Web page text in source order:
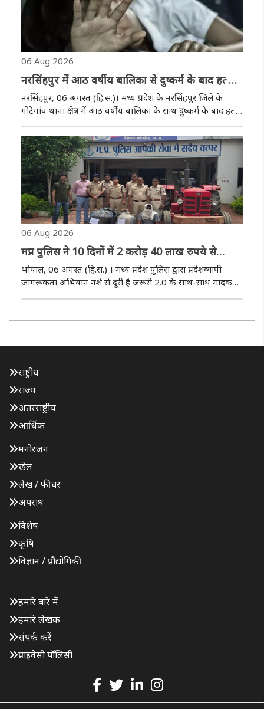
06 Aug 2026
नरसिंहपुर में आठ वर्षीय बालिका से दुष्कर्म के बाद हत्या,
रातभर चले अभियान के बाद आरोपी गिरफ्तार
नरसिंहपुर, 06 अगस्त (हि.स.)। मध्य प्रदेश के नरसिंहपुर जिले के
गोटेगांव थाना क्षेत्र में आठ वर्षीय बालिका के साथ दुष्कर्म के बाद हत्या
अभियान चलाकर रातभर तलाश की और गुरूवार को आरोपित को ..
06 Aug 2026
मप्र पुलिस ने 10 दिनों में 2 करोड़ 40 लाख रुपये से
अधिक के मादक पदार्थ और अन्य संपत्ति की जब्त
भोपाल, 06 अगस्त (हि.स.) । मध्य प्रदेश पुलिस द्वारा प्रदेशव्यापी
जागरूकता अभियान नशे से दूरी है जरूरी 2.0 के साथ-साथ मादक
राष्ट्रीय
राज्य
अंतरराष्ट्रीय
आर्थिक
मनोरंजन
खेल
लेख / फीचर
अपराध
विशेष
कृषि
विज्ञान / प्रौद्योगिकी
हमारे बारे में
हमारे लेखक
संपर्क करें
प्राइवेसी पॉलिसी